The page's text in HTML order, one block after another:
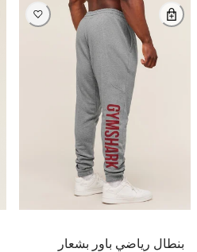
بنطال رياضي باور بشعار